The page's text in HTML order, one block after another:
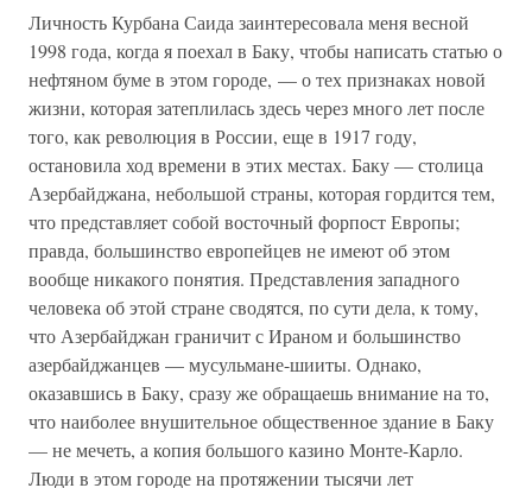
Личность Курбана Саида заинтересовала меня весной
1998 года, когда я поехал в Баку, чтобы написать статью о
нефтяном буме в этом городе, — о тех признаках новой
жизни, которая затеплилась здесь через много лет после
того, как революция в России, еще в 1917 году,
остановила ход времени в этих местах. Баку — столица
Азербайджана, небольшой страны, которая гордится тем,
что представляет собой восточный форпост Европы;
правда, большинство европейцев не имеют об этом
вообще никакого понятия. Представления западного
человека об этой стране сводятся, по сути дела, к тому,
что Азербайджан граничит с Ираном и большинство
азербайджанцев — мусульмане-шииты. Однако,
оказавшись в Баку, сразу же обращаешь внимание на то,
что наиболее внушительное общественное здание в Баку
— не мечеть, а копия большого казино Монте-Карло.
Люди в этом городе на протяжении тысячи лет